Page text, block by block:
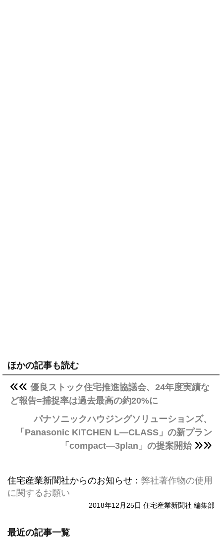
ほかの記事も読む
優良ストック住宅推進協議会、24年度実績な
ど報告=捕捉率は過去最高の約20%に
パナソニックハウジングソリューションズ、
「Panasonic KITCHEN L―CLASS」の新プラン
「compact―3plan」の提案開始
住宅産業新聞社からのお知らせ： 弊社著作物の使用
に関するお願い
2018年12月25日 住宅産業新聞社 編集部
最近の記事一覧